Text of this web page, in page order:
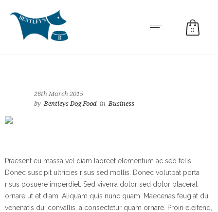
0
26th March 2015
by Bentleys Dog Food in Business
Praesent eu massa vel diam laoreet elementum ac sed felis.
Donec suscipit ultricies risus sed mollis. Donec volutpat porta
risus posuere imperdiet. Sed viverra dolor sed dolor placerat
ornare ut et diam. Aliquam quis nunc quam. Maecenas feugiat dui
venenatis dui convallis, a consectetur quam ornare. Proin eleifend,